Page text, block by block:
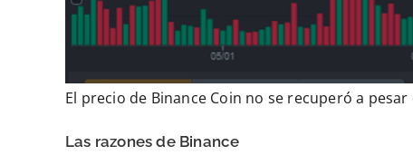
El precio de Binance Coin no se recuperó a
Las razones de Binance